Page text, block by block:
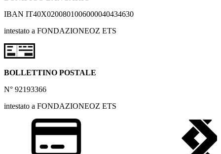
IBAN IT40X0200801006000040434630
intestato a FONDAZIONEOZ ETS
BOLLETTINO POSTALE
N° 92193366
intestato a FONDAZIONEOZ ETS